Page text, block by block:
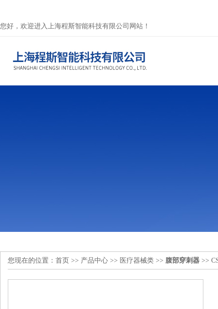
您好，欢迎进入上海程斯智能科技有限公司网站！
您现在的位置： 首页 >> 产品中心 >> 医疗器械类 >> 腹部穿刺器 >>